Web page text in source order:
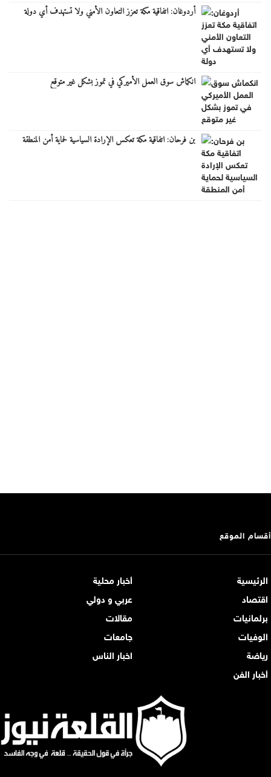
أردوغان: اتفاقية مكة تعزز التعاون الأمني ولا تستهدف أي دولة
انكماش سوق العمل الأميركي في تموز بشكل غير متوقع
بن فرحان: اتفاقية مكة تعكس الإرادة السياسية لحماية أمن المنطقة
أقسام الموقع
الرئيسية
أخبار محلية
اقتصاد
عربي و دولي
برلمانيات
مقالات
الوفيات
جامعات
رياضة
اخبار الناس
أخبار الفن